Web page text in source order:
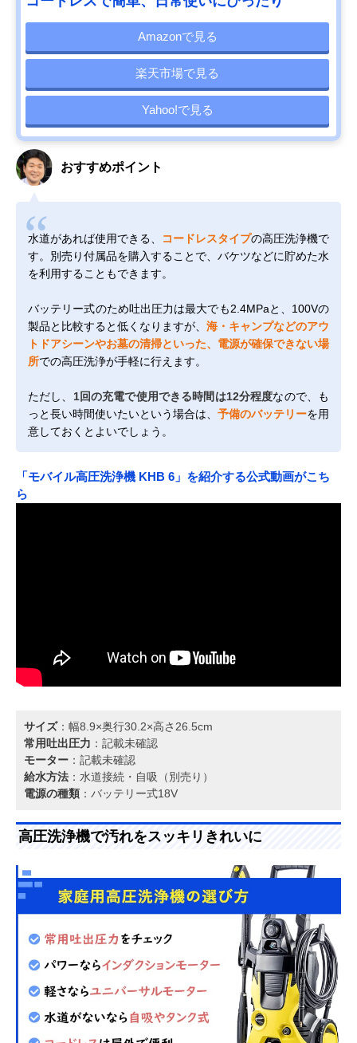
Amazonで見る
楽天市場で見る
Yahoo!で見る
おすすめポイント
水道があれば使用できる、 コードレスタイプの高圧洗浄機で
す。別売り付属品を購入することで、バケツなどに貯めた水
を利用することもできます。
バッテリー式のため吐出圧力は最大でも2.4MPaと、100Vの
製品と比較すると低くなりますが、 海・キャンプなどのアウ
トドアシーンやお墓の清掃といった、電源が確保できない場
所での高圧洗浄が手軽に行えます。
ただし、 1回の充電で使用できる時間は12分程度なので、も
っと長い時間使いたいという場合は、 予備のバッテリーを用
意しておくとよいでしょう。
「モバイル高圧洗浄機 KHB 6」を紹介する公式動画がこち
ら
サイズ：幅8.9×奥行30.2×高さ26.5cm
常用吐出圧力 ：記載未確認
モーター ：記載未確認
給水方法 ：水道接続・自吸（別売り）
電源の種類 ：バッテリー式18V
高圧洗浄機で汚れをスッキリきれいに